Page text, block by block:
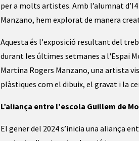
per a molts artistes. Amb l’alumnat
Manzano, hem explorat de manera
Aquesta és l'exposició resultant del
durant les últimes setmanes a l'Espai
Martina Rogers Manzano, una artista
plàstiques com el dibuix, el gravat i la
L’aliança entre l’escola Guillem de
El gener del 2024 s’inicia una aliança